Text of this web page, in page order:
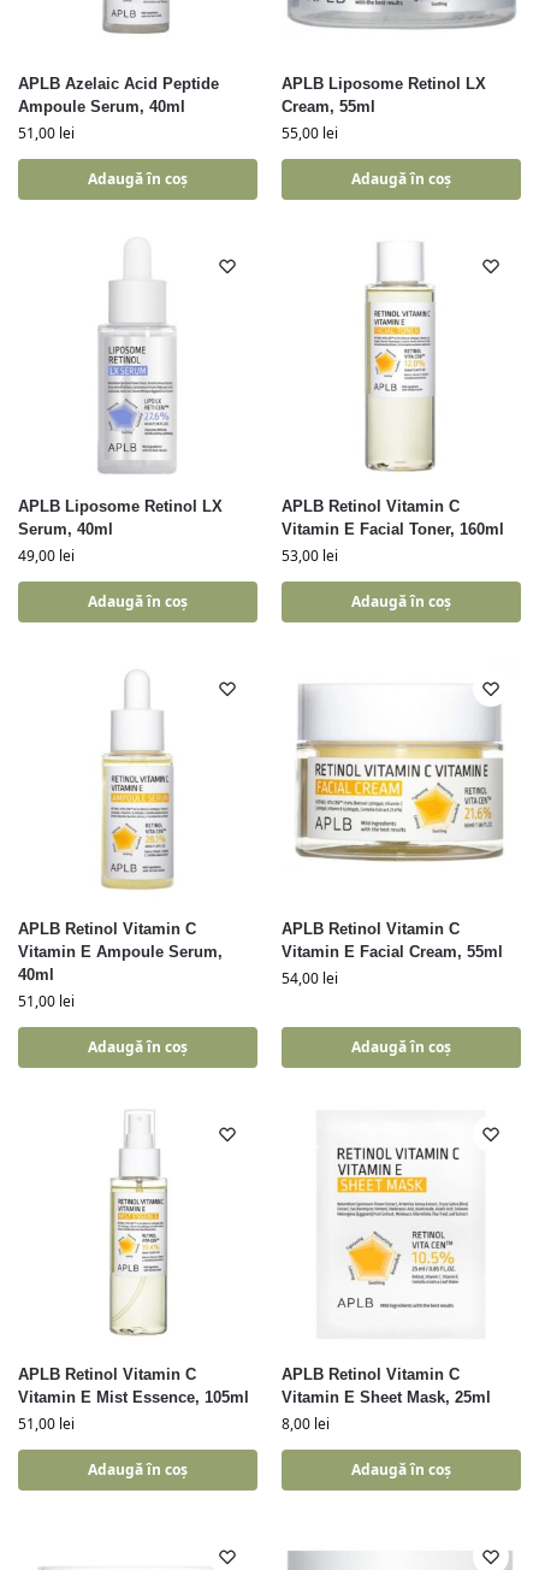
APLB Azelaic Acid Peptide
Ampoule Serum, 40ml
51,00 lei
Adaugă în coș
APLB Liposome Retinol LX
Cream, 55ml
55,00 lei
Adaugă în coș
APLB Liposome Retinol LX
Serum, 40ml
49,00 lei
Adaugă în coș
APLB Retinol Vitamin C
Vitamin E Facial Toner, 160ml
53,00 lei
Adaugă în coș
APLB Retinol Vitamin C
Vitamin E Ampoule Serum,
40ml
51,00 lei
Adaugă în coș
APLB Retinol Vitamin C
Vitamin E Facial Cream, 55ml
54,00 lei
Adaugă în coș
APLB Retinol Vitamin C
Vitamin E Mist Essence, 105ml
51,00 lei
Adaugă în coș
APLB Retinol Vitamin C
Vitamin E Sheet Mask, 25ml
8,00 lei
Adaugă în coș